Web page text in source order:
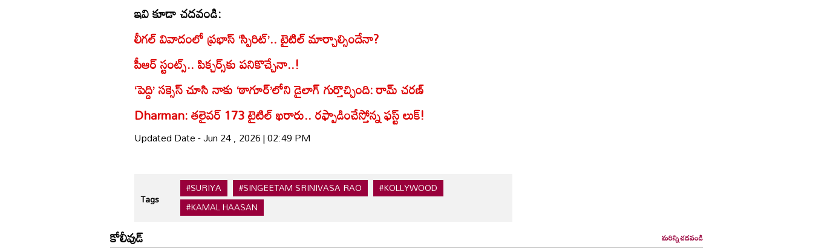
ఇవి కూడా చదవండి:
లీగల్ వివాదంలో ప్రభాస్ ‘స్పిరిట్’.. టైటిల్ మార్చాల్సిందేనా?
పీఆర్ స్టంట్స్.. పిక్చర్స్‌కు పనికొచ్చేనా..!
‘పెద్ది’ సక్సెస్ చూసి నాకు ‘ఠాగూర్’‌లోని డైలాగ్ గుర్తొచ్చింది: రామ్ చరణ్
Dharman: తలైవర్ 173 టైటిల్ ఖరారు.. రఫ్పాడించేస్తోన్న ఫస్ట్ లుక్!
Updated Date - Jun 24 , 2026 | 02:49 PM
Tags
#SURIYA #SINGEETAM SRINIVASA RAO
#KOLLYWOOD
#KAMAL HAASAN
కోలీవుడ్ మరిన్ని చదవండి